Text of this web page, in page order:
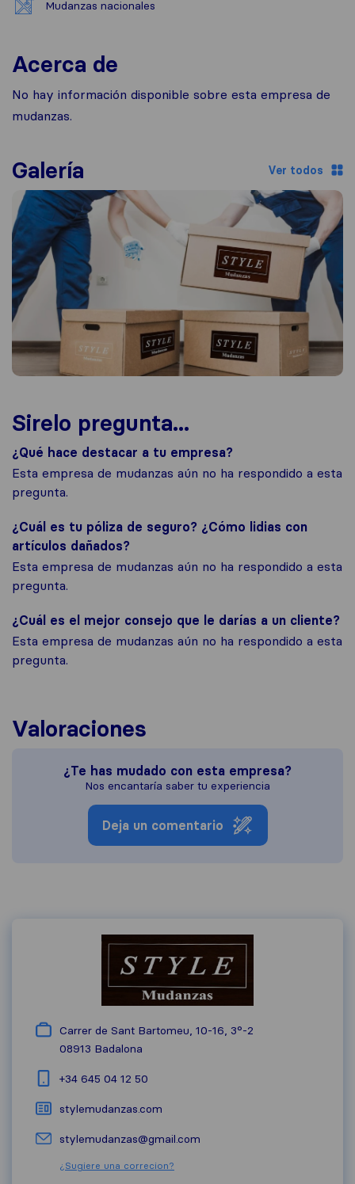
Mudanzas nacionales
Acerca de
No hay información disponible sobre esta empresa de
mudanzas.
Galería Ver todos
Sirelo pregunta...
¿Qué hace destacar a tu empresa?
Esta empresa de mudanzas aún no ha respondido a esta
pregunta.
¿Cuál es tu póliza de seguro? ¿Cómo lidias con
artículos dañados?
Esta empresa de mudanzas aún no ha respondido a esta
pregunta.
¿Cuál es el mejor consejo que le darías a un cliente?
Esta empresa de mudanzas aún no ha respondido a esta
pregunta.
Valoraciones
¿Te has mudado con esta empresa?
Nos encantaría saber tu experiencia
Deja un comentario
Carrer de Sant Bartomeu, 10-16, 3°-2
08913 Badalona
+34 645 04 12 50
stylemudanzas.com
stylemudanzas@gmail.com
¿Sugiere una correcion?